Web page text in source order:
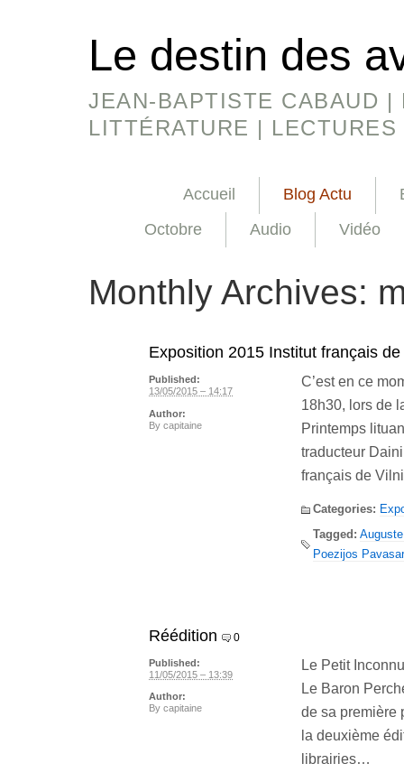
Le destin des
JEAN-BAPTISTE CABAUD
LITTÉRATURE |
Accueil Blog Actu
Octobre
Audio Vidéo
Monthly Archives:
Exposition 2015 Institut français
C’est en ce
18h30, lors de
Printemps
traducteur
français de
Categories:
Tagged:
Poezijos
Published:
13/05/2015 – 14:17
Author:
By capitaine
Réédition 0
Le Petit
Le Baron
de sa première
la deuxième
librairies…
Published:
11/05/2015 – 13:39
Author:
By capitaine